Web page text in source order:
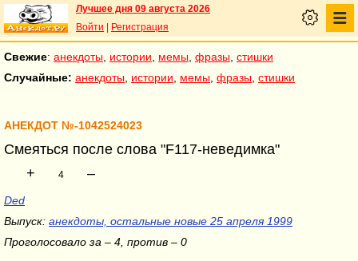
Лучшее дня 09 августа 2026
Войти
Регистрация
Свежие: анекдоты истории мемы фразы стишки
Случайные: анекдоты истории мемы фразы стишки
АНЕКДОТ №-1042524023
Смеяться после слова "F117-неведимка"
+
4 –
Ded
Выпуск: анекдоты, остальные новые 25 апреля 1999
Проголосовало за – 4, против – 0